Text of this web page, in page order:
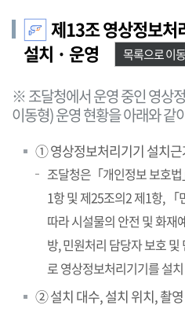
제13조 영상정보처
설치 · 운영
목록으로 이동
※ 조달청에서 운영 중인 영상
이동형) 운영 현황을 아래와 같
① 영상정보처리기기 설치근
조달청은「개인정보 보호
1항 및 제25조의2 제1항,
따라 시설물의 안전 및 화재
방, 민원처리 담당자 보호
로 영상정보처리기기를 설
② 설치 대수, 설치 위치, 촬